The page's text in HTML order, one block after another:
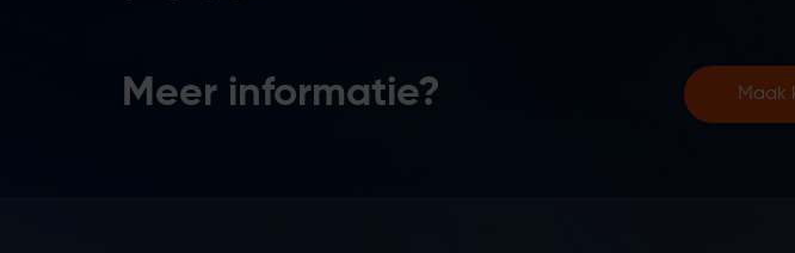
Meer informatie? Maak